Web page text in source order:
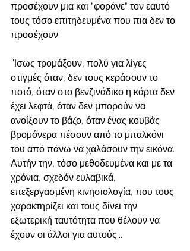
προσέχουν μια και "φοράνε" τον εαυτό
τους τόσο επιτηδευμένα που πια δεν το
προσέχουν.
Ίσως τρομάξουν, πολύ για λίγες
στιγμές όταν, δεν τους κεράσουν το
ποτό, όταν στο βενζινάδικο η κάρτα δεν
έχει λεφτά, όταν δεν μπορούν να
ανοίξουν το βάζο, όταν ένας κουβάς
βρομόνερα πέσουν από το μπαλκόνι
του από πάνω να χαλάσουν την εικόνα.
Αυτήν την, τόσο μεθοδευμένα και με τα
χρόνια, σχεδόν ευλαβικά,
επεξεργασμένη κινησιολογία, που τους
χαρακτηρίζει και τους δίνει την
εξωτερική ταυτότητα που θέλουν να
έχουν οι άλλοι για αυτούς...